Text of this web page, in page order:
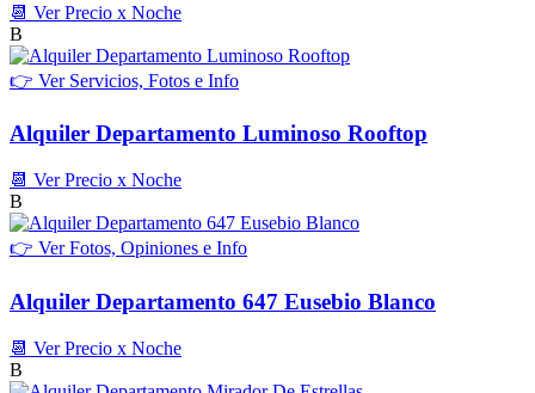
📆 Ver Precio x Noche
B
👉 Ver Servicios, Fotos e Info
Alquiler Departamento Luminoso Rooftop
📆 Ver Precio x Noche
B
👉 Ver Fotos, Opiniones e Info
Alquiler Departamento 647 Eusebio Blanco
📆 Ver Precio x Noche
B